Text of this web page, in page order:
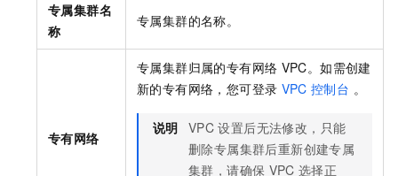
专属集群名
称
专属集群的名称。
专有网络
专属集群归属的专有网络 VPC。如需创建
新的专有网络，您可登录 VPC 控制台 。
说明 VPC 设置后无法修改，只能
删除专属集群后重新创建专属
集群，请确保 VPC 选择正